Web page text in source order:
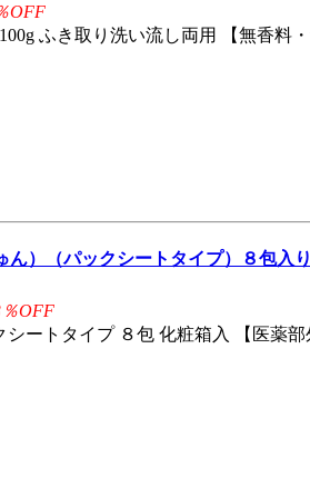
OFF
ふき取り洗い流し両用 【無香料
）（パックシートタイプ）８包入り
OFF
ートタイプ ８包 化粧箱入 【医薬部